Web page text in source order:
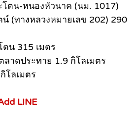
ตน-หนองหัวนาค (นม. 1017)
(ทางหลวงหมายเลข 202) 290
ตน 315 เมตร
าดประทาย 1.9 กิโลเมตร
โลเมตร
LINE